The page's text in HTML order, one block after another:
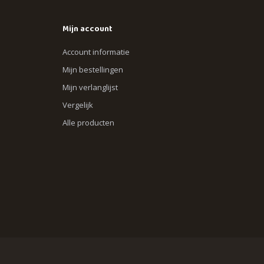
Mijn account
Account informatie
Mijn bestellingen
Mijn verlanglijst
Vergelijk
Alle producten